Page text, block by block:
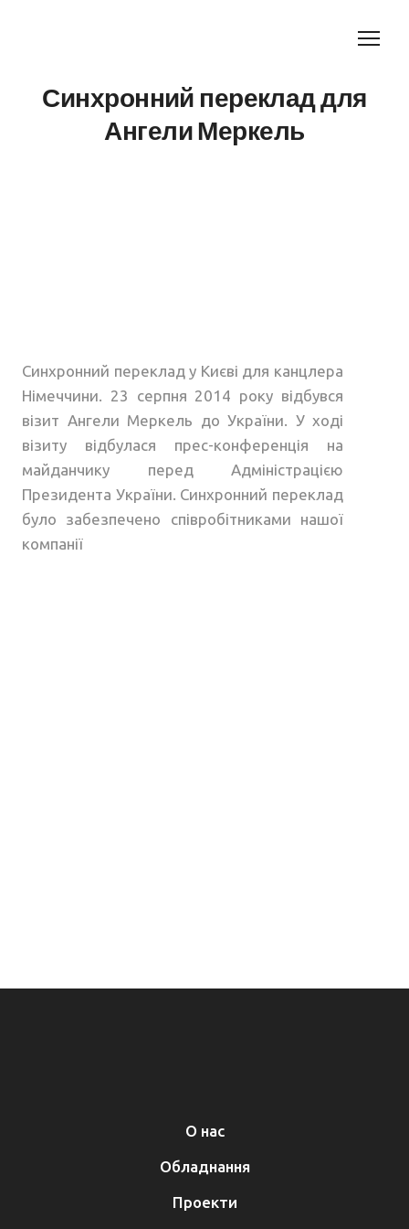
Синхронний переклад для
Ангели Меркель
Синхронний переклад у Києві для канцлера
Німеччини. 23 серпня 2014 року відбувся
візит Ангели Меркель до України. У ході
візиту відбулася прес-конференція на
майданчику перед Адміністрацією
Президента України. Синхронний переклад
було забезпечено співробітниками нашої
компанії
О нас
Обладнання
Проекти